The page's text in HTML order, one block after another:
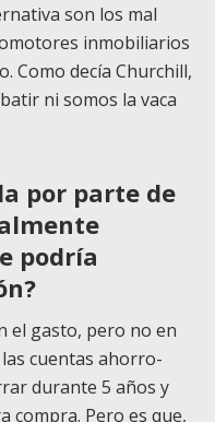
son los mal
inmobiliarios
Como decía Churchill,
ni somos la vaca
por parte de
podría
el gasto, pero no en
cuentas ahorro-
durante 5 años y
compra. Pero es que,